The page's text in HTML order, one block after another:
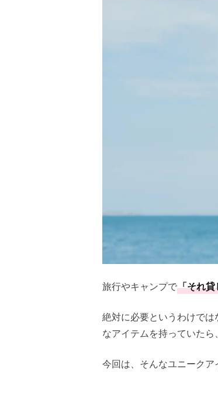
旅行やキャンプで「それ貸
絶対に必要というわけで
なアイテムを持っていたら、
今回は、そんなユニークア